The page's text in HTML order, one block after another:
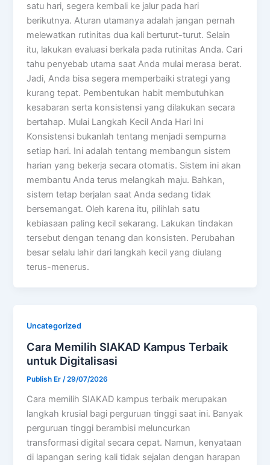
satu hari, segera kembali ke jalur pada hari
berikutnya. Aturan utamanya adalah jangan pernah
melewatkan rutinitas dua kali berturut-turut. Selain
itu, lakukan evaluasi berkala pada rutinitas Anda. Cari
tahu penyebab utama saat Anda mulai merasa berat.
Jadi, Anda bisa segera memperbaiki strategi yang
kurang tepat. Pembentukan habit membutuhkan
kesabaran serta konsistensi yang dilakukan secara
bertahap. Mulai Langkah Kecil Anda Hari Ini
Konsistensi bukanlah tentang menjadi sempurna
setiap hari. Ini adalah tentang membangun sistem
harian yang bekerja secara otomatis. Sistem ini akan
membantu Anda terus melangkah maju. Bahkan,
sistem tetap berjalan saat Anda sedang tidak
bersemangat. Oleh karena itu, pilihlah satu
kebiasaan paling kecil sekarang. Lakukan tindakan
tersebut dengan tenang dan konsisten. Perubahan
besar selalu lahir dari langkah kecil yang diulang
terus-menerus.
Uncategorized
Cara Memilih SIAKAD Kampus Terbaik
untuk Digitalisasi
Publish Er /29/07/2026
Cara memilih SIAKAD kampus terbaik merupakan
langkah krusial bagi perguruan tinggi saat ini. Banyak
perguruan tinggi berambisi meluncurkan
transformasi digital secara cepat. Namun, kenyataan
di lapangan sering kali tidak sejalan dengan harapan